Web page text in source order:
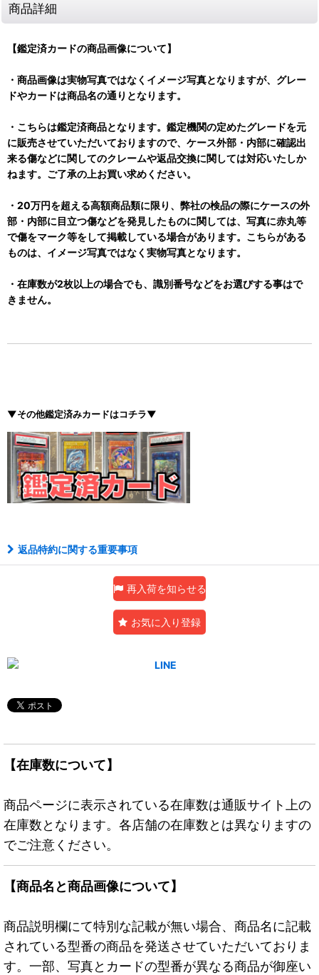
商品詳細
【鑑定済カードの商品画像について】
・商品画像は実物写真ではなくイメージ写真となりますが、グレー
ドやカードは商品名の通りとなります。
・こちらは鑑定済商品となります。鑑定機関の定めたグレードを元
に販売させていただいておりますので、ケース外部・内部に確認出
来る傷などに関してのクレームや返品交換に関しては対応いたしか
ねます。ご了承の上お買い求めください。
・20万円を超える高額商品類に限り、弊社の検品の際にケースの外
部・内部に目立つ傷などを発見したものに関しては、写真に赤丸等
で傷をマーク等をして掲載している場合があります。こちらがある
ものは、イメージ写真ではなく実物写真となります。
・在庫数が2枚以上の場合でも、識別番号などをお選びする事はで
きません。
▼その他鑑定済みカードはコチラ▼
返品特約に関する重要事項
再入荷を知らせる
お気に入り登録
【在庫数について】
商品ページに表示されている在庫数は通販サイト上の
在庫数となります。各店舗の在庫数とは異なりますの
でご注意ください。
【商品名と商品画像について】
商品説明欄にて特別な記載が無い場合、商品名に記載
されている型番の商品を発送させていただいておりま
す。一部、写真とカードの型番が異なる商品が御座い